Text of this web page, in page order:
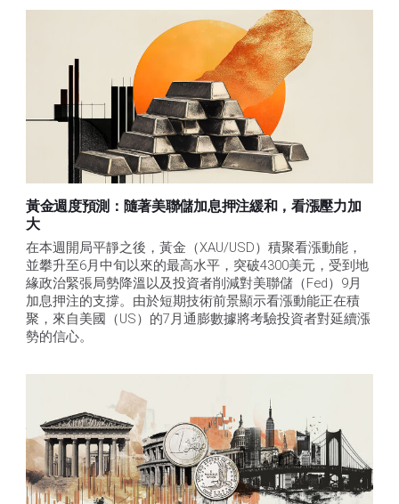
黃金週度預測：隨著美聯儲加息押注緩和，看漲壓力加
大
在本週開局平靜之後，黃金（XAU/USD）積聚看漲動能，
並攀升至6月中旬以來的最高水平，突破4300美元，受到地
緣政治緊張局勢降溫以及投資者削減對美聯儲（Fed）9月
加息押注的支撐。由於短期技術前景顯示看漲動能正在積
聚，來自美國（US）的7月通膨數據將考驗投資者對延續漲
勢的信心。